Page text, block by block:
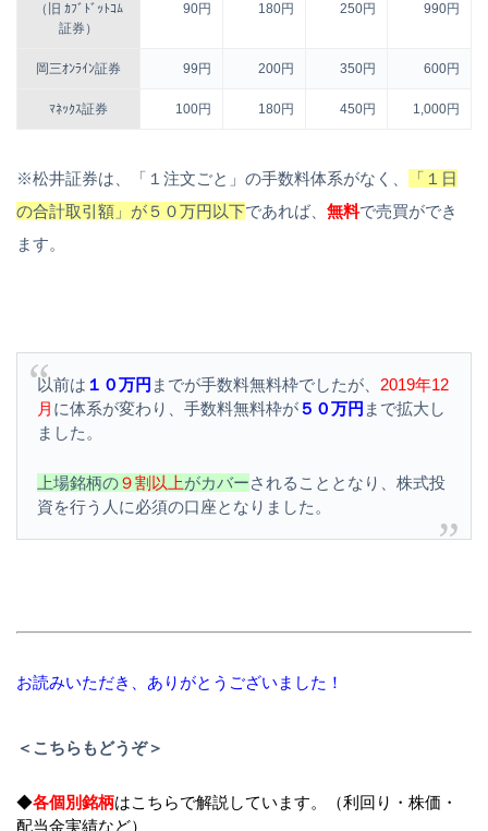
（旧 ｶﾌﾞﾄﾞｯﾄｺﾑ
証券）
90円 180円 250円 990円
岡三ｵﾝﾗｲﾝ証券 99円 200円 350円 600円
ﾏﾈｯｸｽ証券 100円 180円 450円 1,000円
※松井証券は、「１注文ごと」の手数料体系がなく、
「１日
の合計取引額」が５０万円以下であれば、 無料で売買ができ
ます。
以前は １０万円 までが手数料無料枠でしたが、 2019年12
月 に体系が変わり、手数料無料枠が５０万円 まで拡大し
ました。
上場銘柄の９割以上がカバーされることとなり、株式投
資を行う人に必須の口座となりました。
お読みいただき、ありがとうございました！
＜こちらもどうぞ＞
◆各個別銘柄はこちらで解説しています。（利回り・株価・
配当金実績など）